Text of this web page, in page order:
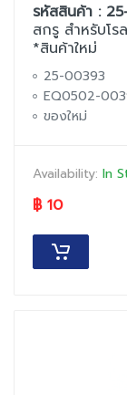
รหัสสินค้า :
สกรู สำหรับโ
*สินค้าใหม่
25-00393
EQ0502-
ของใหม่
Availability: In
฿ 10